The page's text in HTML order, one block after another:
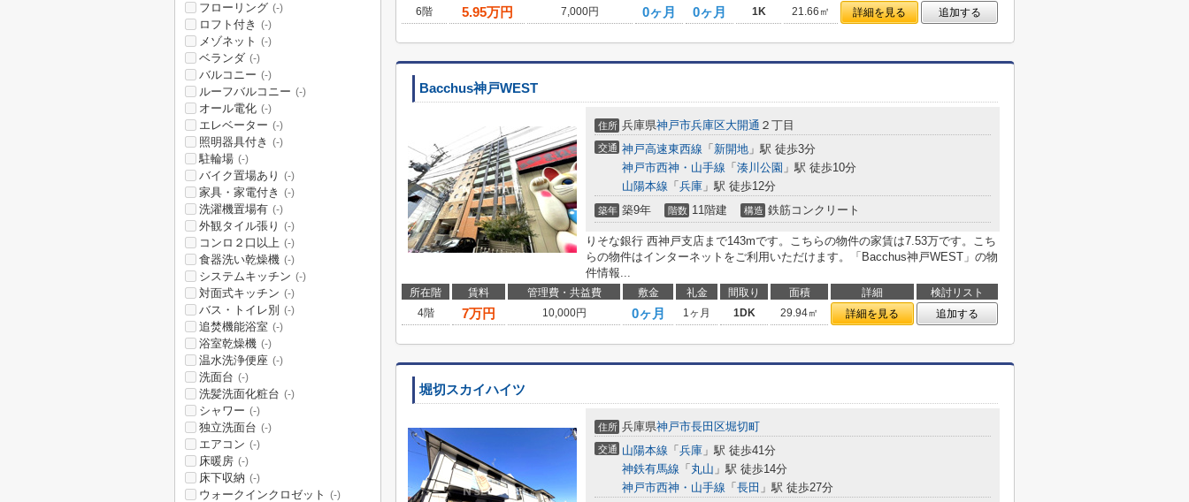
6階
5.95万円 7,000円 0ヶ月 0ヶ月 1K 21.66㎡ 詳細を見る 追加する
Bacchus神戸WEST
住所 兵庫県神戸市兵庫区大開通 ２丁目
交通 神戸高速東西線 「 新開地 」駅 徒歩3分
神戸市西神・山手線 「 湊川公園 」駅 徒歩10分
山陽本線 「 兵庫 」駅 徒歩12分
築年 築9年 階数 11階建 構造 鉄筋コンクリート
りそな銀行 西神戸支店まで143mです。こちらの物件の家賃は7.53万です。こち
らの物件はインターネットをご利用いただけます。「Bacchus神戸WEST」の物
件情報...
所在階 賃料 管理費・共益費 敷金 礼金 間取り 面積 詳細
検討リスト
4階
7万円 10,000円 0ヶ月 1ヶ月 1DK 29.94㎡ 詳細を見る 追加する
堀切スカイハイツ
住所 兵庫県神戸市長田区堀切町
交通 山陽本線 「 兵庫 」駅 徒歩41分
神鉄有馬線 「 丸山 」駅 徒歩14分
神戸市西神・山手線 「 長田 」駅 徒歩27分
フローリング (-)
ロフト付き (-)
メゾネット (-)
ベランダ (-)
バルコニー (-)
ルーフバルコニー (-)
オール電化 (-)
エレベーター (-)
照明器具付き (-)
駐輪場 (-)
バイク置場あり (-)
家具・家電付き (-)
洗濯機置場有 (-)
外観タイル張り (-)
コンロ２口以上 (-)
食器洗い乾燥機 (-)
システムキッチン (-)
対面式キッチン (-)
バス・トイレ別 (-)
追焚機能浴室 (-)
浴室乾燥機 (-)
温水洗浄便座 (-)
洗面台 (-)
洗髪洗面化粧台 (-)
シャワー (-)
独立洗面台 (-)
エアコン (-)
床暖房 (-)
床下収納 (-)
ウォークインクロゼット (-)